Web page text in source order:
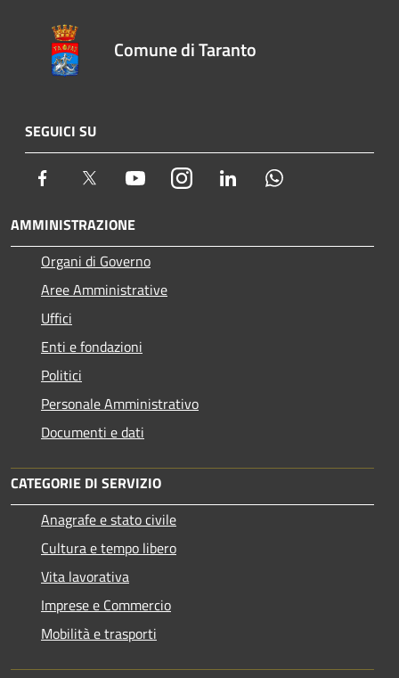
Comune di Taranto
SEGUICI SU
Facebook Twitter YoutubeInstagram LinkedIn
AMMINISTRAZIONE
Organi di Governo
Aree Amministrative
Uffici
Enti e fondazioni
Politici
Personale Amministrativo
Documenti e dati
CATEGORIE DI SERVIZIO
Anagrafe e stato civile
Cultura e tempo libero
Vita lavorativa
Imprese e Commercio
Mobilità e trasporti